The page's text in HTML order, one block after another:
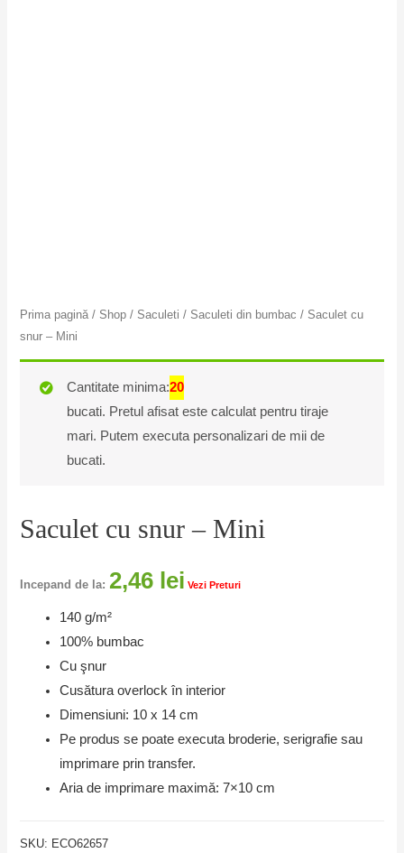
Prima pagină / Shop / Saculeti / Saculeti din bumbac / Saculet cu
snur – Mini
Cantitate minima:20
bucati. Pretul afisat este calculat pentru tiraje
mari. Putem executa personalizari de mii de
bucati.
Saculet cu snur – Mini
Incepand de la: 2,46 lei Vezi Preturi
140 g/m²
100% bumbac
Cu şnur
Cusătura overlock în interior
Dimensiuni: 10 x 14 cm
Pe produs se poate executa broderie, serigrafie sau
imprimare prin transfer.
Aria de imprimare maximă: 7×10 cm
SKU: ECO62657